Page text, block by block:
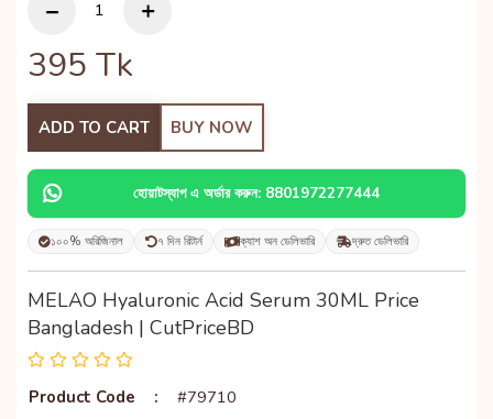
395 Tk
ADD TO CART BUY NOW
হোয়াটস্যাপ এ অর্ডার করুন: 8801972277444
১০০% অরিজিনাল ৭ দিন রিটার্ন ক্যাশ অন ডেলিভারি দ্রুত ডেলিভারি
MELAO Hyaluronic Acid Serum 30ML Price
Bangladesh | CutPriceBD
Product Code : #79710